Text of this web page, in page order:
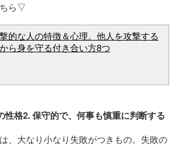
ちら▽
的な人の特徴＆心理。他人を攻撃する
ら身を守る付き合い方8つ
性格2. 保守的で、何事も慎重に判断する
、大なり小なり失敗がつきもの。失敗の